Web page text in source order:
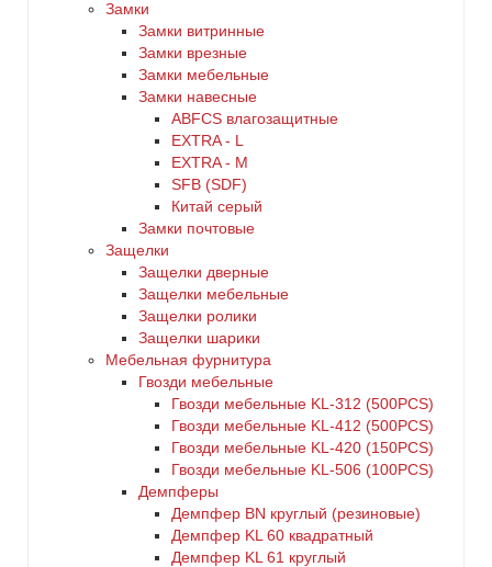
Замки
Замки витринные
Замки врезные
Замки мебельные
Замки навесные
ABFCS влагозащитные
EXTRA - L
EXTRA - М
SFB (SDF)
Китай серый
Замки почтовые
Защелки
Защелки дверные
Защелки мебельные
Защелки ролики
Защелки шарики
Мебельная фурнитура
Гвозди мебельные
Гвозди мебельные KL-312 (500PCS)
Гвозди мебельные KL-412 (500PCS)
Гвозди мебельные KL-420 (150PCS)
Гвозди мебельные KL-506 (100PCS)
Демпферы
Демпфер BN круглый (резиновые)
Демпфер KL 60 квадратный
Демпфер KL 61 круглый